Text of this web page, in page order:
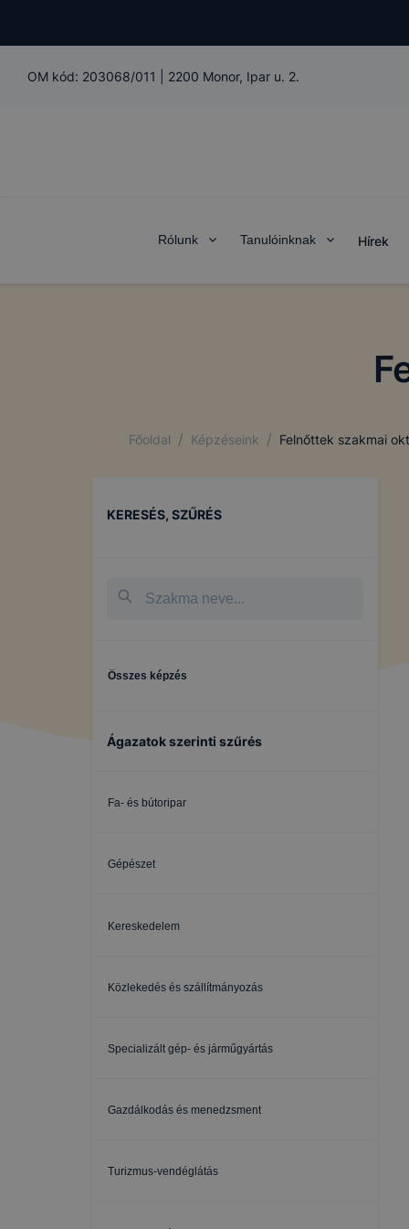
OM kód: 203068/011 2200 Monor, Ipar u. 2.
Rólunk Tanulóinknak Hírek
Főoldal / Képzéseink / Felnőttek szakmai
KERESÉS, SZŰRÉS
Összes képzés
Ágazatok szerinti szűrés
Fa- és bútoripar
Gépészet
Kereskedelem
Közlekedés és szállítmányozás
Specializált gép- és járműgyártás
Gazdálkodás és menedzsment
Turizmus-vendéglátás